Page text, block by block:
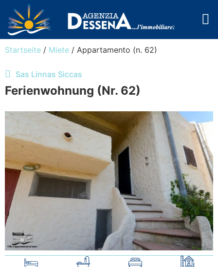
Startseite / Miete / Appartamento (n. 62)
Sas Linnas Siccas
Ferienwohnung (Nr. 62)